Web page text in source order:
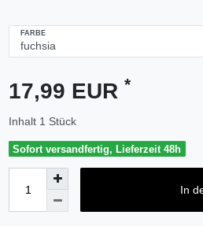
FARBE
17,99 EUR *
Inhalt 1 Stück
Sofort versandfertig, Lieferzeit 48h
In